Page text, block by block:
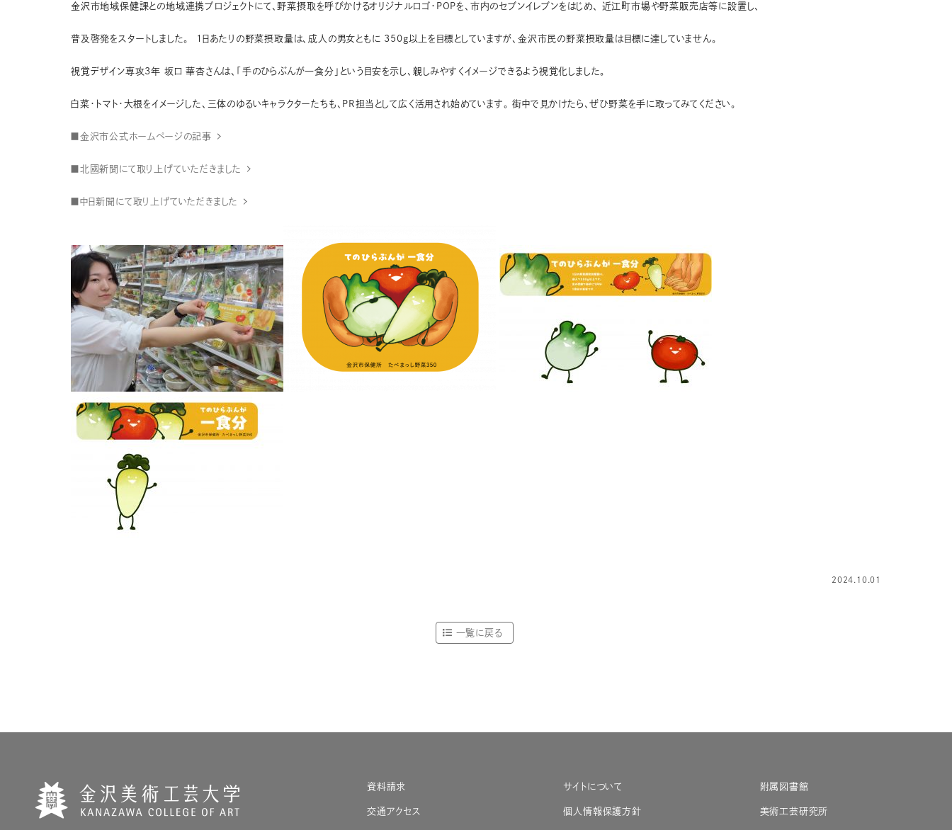
金沢市地域保健課との地域連携プロジェクトにて、野菜摂取を呼びかけるオリジナルロゴ・POPを、市内のセブンイレブンをはじめ、 近江町市場や野菜販売店等に設置し、
普及啓発をスタートしました。 1日あたりの野菜摂取量は、成人の男女ともに 350g以上を目標としていますが、金沢市民の野菜摂取量は目標に達していません。
視覚デザイン専攻3年 坂口 華杏さんは、「手のひらぶんが一食分」という目安を示し、親しみやすくイメージできるよう視覚化しました。
白菜・トマト・大根をイメージした、三体のゆるいキャラクターたちも、PR担当として広く活用され始めています。 街中で見かけたら、ぜひ野菜を手に取ってみてください。
■金沢市公式ホームページの記事
■北國新聞にて取り上げていただきました
■中日新聞にて取り上げていただきました
2024.10.01
一覧に戻る
資料請求
交通アクセス
サイトについて
個人情報保護方針
附属図書館
美術工芸研究所